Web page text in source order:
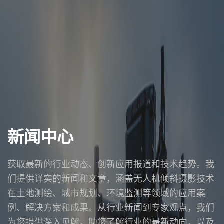
新闻中心
获取最新的行业动态、创新应用报道和技术趋势。我
们提供详实的新闻和文章，涵盖无人机倾斜摄影技术
在土地测绘、城市规划、环境监测等领域的应用案
例、解决方案和成果。从行业新闻到专家观点，我们